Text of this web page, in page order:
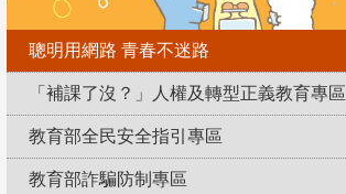
聰明用網路 青春不迷路
「補課了沒？」人權及轉型正義教育專區
教育部全民安全指引專區
教育部詐騙防制專區